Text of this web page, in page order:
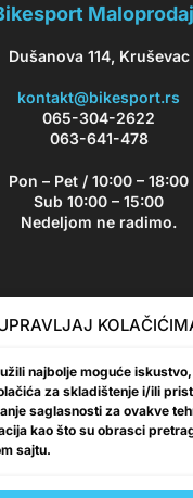
najbolje moguće
za skladištenje i/ili
saglasnosti za ovakve
kao što su obrasci
sajtu.
Dušanova 114, Kruševac
kontakt@bikesport.rs
065-304-2622
063-641-478
Pon – Pet / 10:00 – 18:00
Sub 10:00 – 15:00
Nedeljom ne radimo.
akcijama i popustima!